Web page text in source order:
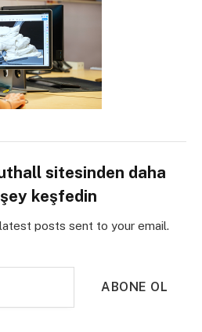
sitesinden daha
keşfedin
posts sent to your email.
ABONE OL